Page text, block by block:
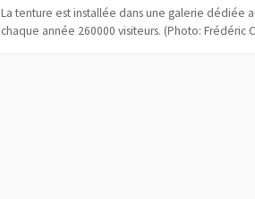
La tenture est installée dans une galerie dédiée
chaque année 260000 visiteurs. (Photo: Frédéric